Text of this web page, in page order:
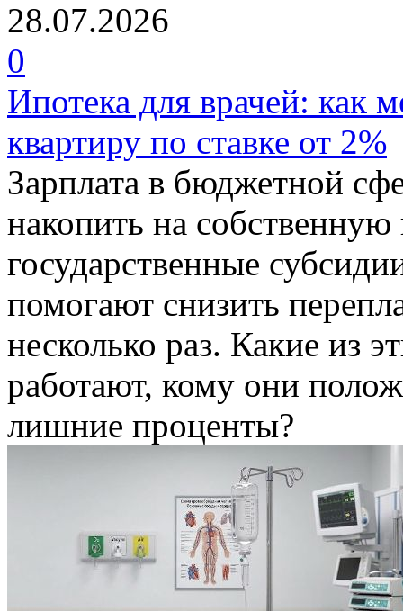
28.07.2026
0
Ипотека для врачей: как
квартиру по ставке от 2%
Зарплата в бюджетной
накопить на
государственные
помогают снизить
несколько раз. Какие из
работают, кому они
лишние проценты?